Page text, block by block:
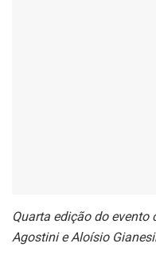
Quarta edição do
Agostini e Aloísio